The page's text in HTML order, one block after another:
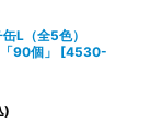
L（全5色）
90個」
[4530-
)